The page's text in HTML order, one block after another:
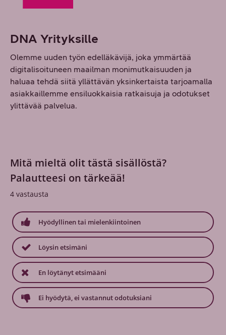
DNA Yrityksille
Olemme uuden työn edelläkävijä, joka ymmärtää
digitalisoituneen maailman monimutkaisuuden ja
haluaa tehdä siitä yllättävän yksinkertaista tarjoamalla
asiakkaillemme ensiluokkaisia ratkaisuja ja odotukset
ylittävää palvelua.
Mitä mieltä olit tästä sisällöstä?
Palautteesi on tärkeää!
4 vastausta
Hyödyllinen tai mielenkiintoinen
Löysin etsimäni
En löytänyt etsimääni
Ei hyödytä, ei vastannut odotuksiani